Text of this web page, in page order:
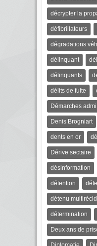
décrypter la
défibrillateurs
dégradations
délinquant
délinquants
délits de fuite
Démarches
Denis Brogniart
dents en or
Dérive sectaire
désinformation
détention
détenu
détermination
Deux ans de